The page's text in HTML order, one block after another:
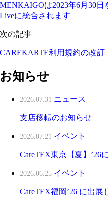
MENKAIGOは2023年6月30
Liveに統合されます
次の記事
CAREKARTE利用規約の改訂
お知らせ
2026.07.31 ニュース
支店移転のお知らせ
2026.07.21 イベント
CareTEX東京【夏】’26
2026.06.25 イベント
CareTEX福岡’26 に出展